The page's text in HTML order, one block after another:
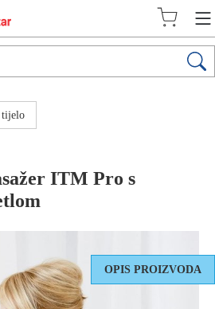
tijelo
ITM Pro s
OPIS PROIZVODA